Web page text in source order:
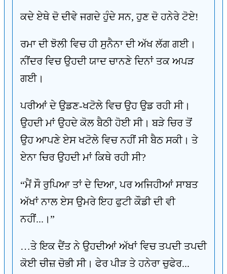
ਕਦੇ ਏਥੇ ਦੋ ਦੀਵੇ ਜਗਦੇ ਹੁੰਦੇ ਸਨ, ਹੁਣ ਦੋ ਹਨੇਰੇ ਟੋਏ!
ਰਮਾ ਦੀ ਝੋਲੀ ਵਿਚ ਹੀ ਸੁਨੈਨਾ ਦੀ ਅੱਖ ਲੱਗ ਗਈ।
ਨੀਂਦਰ ਵਿਚ ਉਹਦੀ ਯਾਦ ਚਾਨਣੇ ਦਿਨਾਂ ਤਕ ਅਪੜ
ਗਈ।
ਪਰੀਆਂ ਦੇ ਉਡਣ-ਖਟੋਲੇ ਵਿਚ ਉਹ ਉਡ ਰਹੀ ਸੀ।
ਉਹਦੀ ਮਾਂ ਉਹਦੇ ਕੋਲ ਬੈਠੀ ਹੋਈ ਸੀ। ਬੜੇ ਚਿਰ ਤੋਂ
ਉਹ ਆਪਣੇ ਏਸ ਖਟੋਲੇ ਵਿਚ ਨਹੀਂ ਸੀ ਬੈਠ ਸਕੀ। ਤੇ
ਏਨਾ ਚਿਰ ਉਹਦੀ ਮਾਂ ਕਿਥੇ ਰਹੀ ਸੀ?
“ਮੈਂ ਸੌ ਰੁਪਿਆ ਤਾਂ ਦੇ ਦਿਆ, ਪਰ ਅਜਿਹੀਆਂ ਸਾਬਤ
ਅੱਖਾਂ ਨਾਲ ਏਸ ਉਮਰੇ ਇਹ ਫੁਟੀ ਕੌਡੀ ਦੀ ਵੀ
ਨਹੀਂ...।”
…ਤੇ ਇਕ ਦੈਂਤ ਨੇ ਉਹਦੀਆਂ ਅੱਖਾਂ ਵਿਚ ਤਪਦੀ ਤਪਦੀ
ਕੋਈ ਚੀਜ਼ ਚੋਭੀ ਸੀ। ਫੇਰ ਪੀੜ ਤੇ ਹਨੇਰਾ ਚੁਫੇਰ...